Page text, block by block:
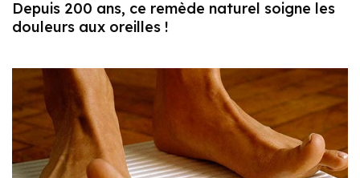
Depuis 200 ans, ce remède naturel soigne les
douleurs aux oreilles !